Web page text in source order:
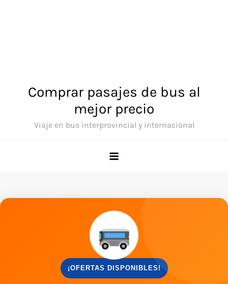
Comprar pasajes de bus al
mejor precio
Viaje en bus interprovincial y internacional
¡OFERTAS DISPONIBLES!